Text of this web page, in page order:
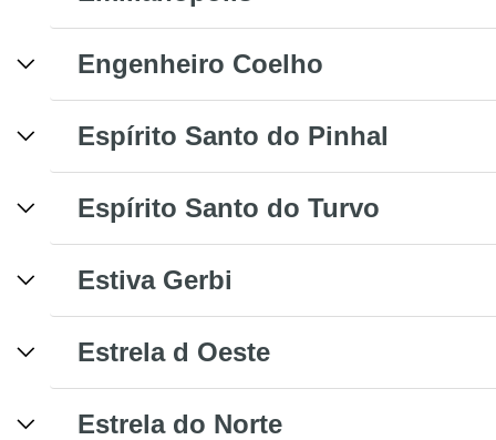
Engenheiro Coelho
Espírito Santo do Pinhal
Espírito Santo do Turvo
Estiva Gerbi
Estrela d Oeste
Estrela do Norte